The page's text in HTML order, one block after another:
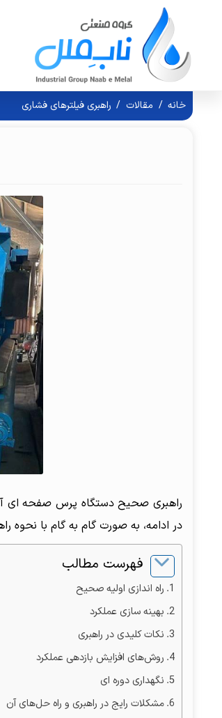
خانه / مقالات / راهبری فیلترهای فشاری
راهبری صحیح دستگاه پرس صفحه ای
در ادامه، به صورت گام به گام با نحوه
فهرست مطالب
راه اندازی اولیه صحیح
بهینه سازی عملکرد
نکات کلیدی در راهبری
روش‌های افزایش بازدهی عملکرد
نگهداری دوره ای
مشکلات رایج در راهبری و راه حل‌های آن